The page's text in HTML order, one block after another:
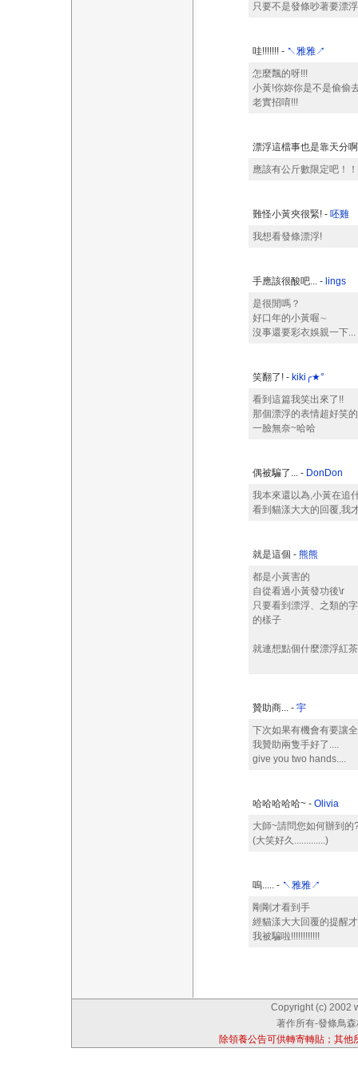
只要不是發條吵著要漂
哇!!!!!!! - ↖雅雅↗
怎麼飄的呀!!!
小黃!你妳你是不是偷偷
老實招唷!!!
漂浮這檔事也是靠天分
應該有公斤數限定吧！！
難怪小黃夾很緊! - 呸雞
我想看發條漂浮!
手應該很酸吧... - lings
是很閒嗎？
好口年的小黃喔∼
沒事還要彩衣娛親一下...
笑翻了! - kiki╭★°
看到這篇我笑出來了!!
那個漂浮的表情超好笑的
一臉無奈~哈哈
偶被騙了... - DonDon
我本來還以為,小黃在追
看到貓漾大大的回覆,我
就是這個 - 熊熊
都是小黃害的
自從看過小黃發功後\r
只要看到漂浮、之類的
的樣子
就連想點個什麼漂浮紅
贊助商... - 宇
下次如果有機會有要讓
我贊助兩隻手好了....
give you two hands....
哈哈哈哈哈~ - Olivia
大師~請問您如何辦到的
(大笑好久.............)
嗚..... - ↖雅雅↗
剛剛才看到手
經貓漾大大回覆的提醒
我被騙啦!!!!!!!!!!!!
Copyright (c) 2002
著作所有-發條鳥
除領養公告可供轉寄轉貼；其